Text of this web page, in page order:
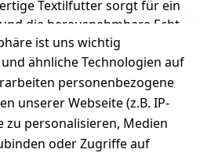
Textilfutter sorgt für ein
die herausnehmbare Echt
die richtige
Richter Kinderschuhe - Kids
ist uns wichtig
ähnliche Technologien auf
personenbezogene
unserer Webseite (z.B. IP-
zu personalisieren, Medien
oder Zugriffe auf